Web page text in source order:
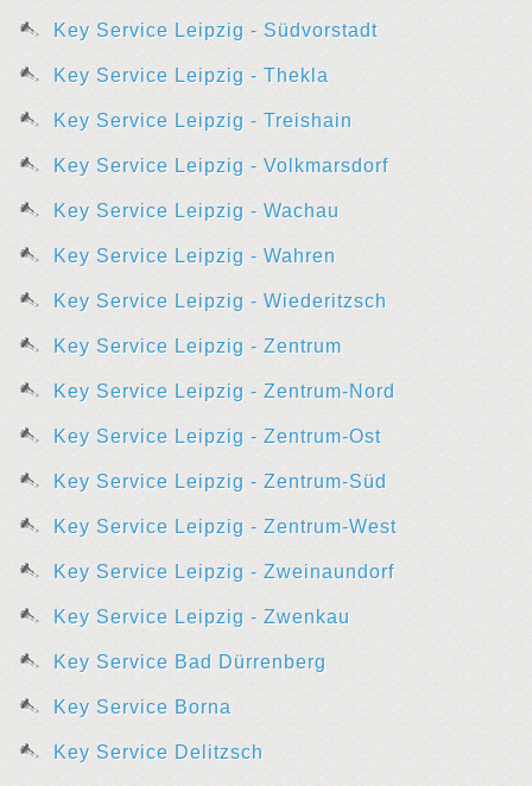
Key Service Leipzig - Südvorstadt
Key Service Leipzig - Thekla
Key Service Leipzig - Treishain
Key Service Leipzig - Volkmarsdorf
Key Service Leipzig - Wachau
Key Service Leipzig - Wahren
Key Service Leipzig - Wiederitzsch
Key Service Leipzig - Zentrum
Key Service Leipzig - Zentrum-Nord
Key Service Leipzig - Zentrum-Ost
Key Service Leipzig - Zentrum-Süd
Key Service Leipzig - Zentrum-West
Key Service Leipzig - Zweinaundorf
Key Service Leipzig - Zwenkau
Key Service Bad Dürrenberg
Key Service Borna
Key Service Delitzsch